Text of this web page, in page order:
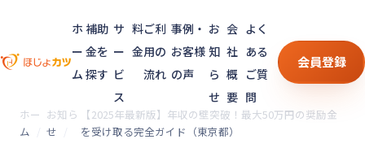
ホ
ー
ム
補助
金を
探す
サ
ー
ビ
ス
料
金
ご利
用の
流れ
事例・
お客様
の声
お
知
ら
せ
会
社
概
要
よく
ある
ご質
問
会員登録
ホー
ム
お知ら
せ
【2025年最新版】年収の壁突破！最大50万円の奨励金
を受け取る完全ガイド（東京都）